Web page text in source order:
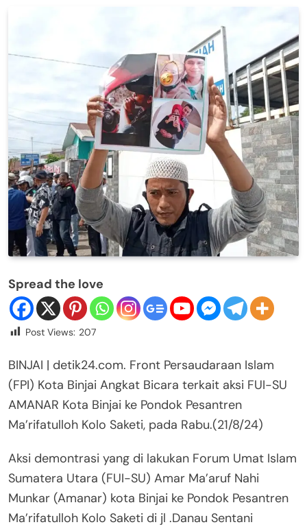
Spread the love
Post Views: 207
BINJAI | detik24.com. Front Persaudaraan Islam
(FPI) Kota Binjai Angkat Bicara terkait aksi FUI-SU
AMANAR Kota Binjai ke Pondok Pesantren
Ma’rifatulloh Kolo Saketi, pada Rabu.(21/8/24)
Aksi demontrasi yang di lakukan Forum Umat Islam
Sumatera Utara (FUI-SU) Amar Ma’aruf Nahi
Munkar (Amanar) kota Binjai ke Pondok Pesantren
Ma’rifatulloh Kolo Saketi di jl .Danau Sentani